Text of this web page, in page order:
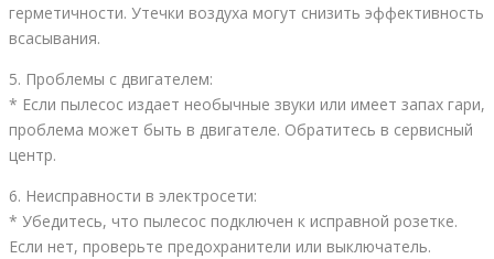
герметичности. Утечки воздуха могут снизить эффективность
всасывания.
5. Проблемы с двигателем:
* Если пылесос издает необычные звуки или имеет запах гари,
проблема может быть в двигателе. Обратитесь в сервисный
центр.
6. Неисправности в электросети:
* Убедитесь, что пылесос подключен к исправной розетке.
Если нет, проверьте предохранители или выключатель.